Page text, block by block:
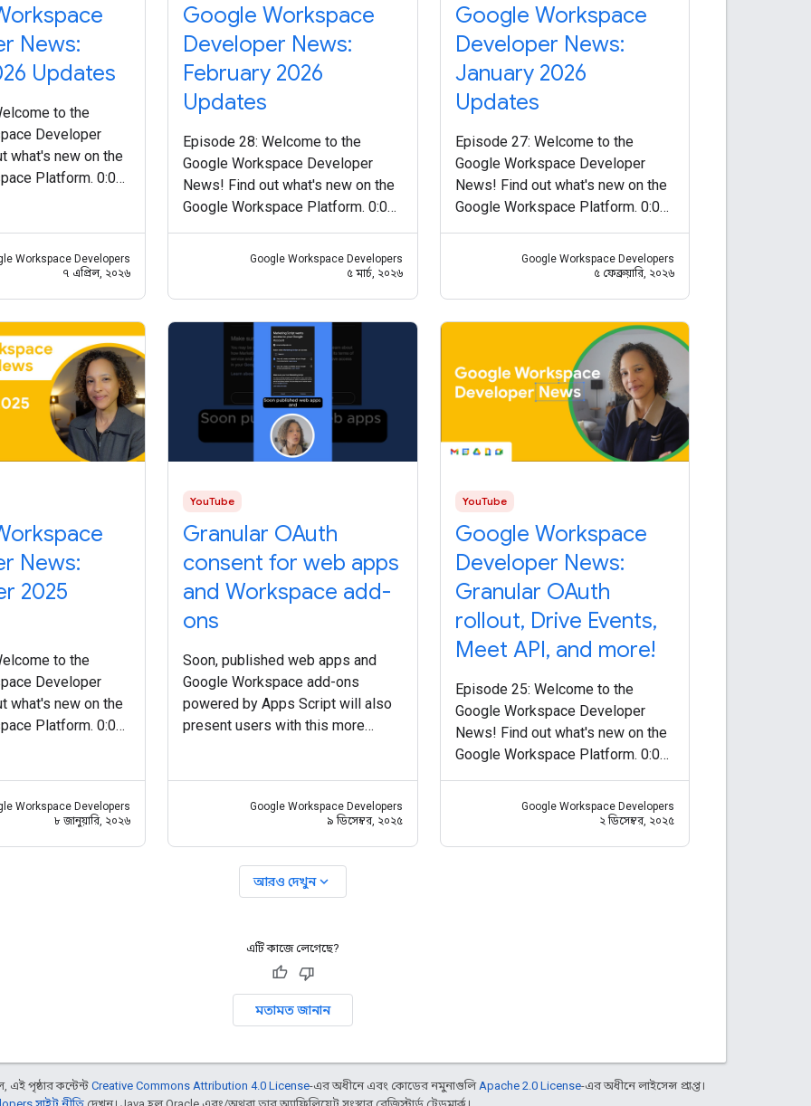
News:
Updates
to the
Developer
what's new on the
Platform. 0:00
Service
Workspace Developers
৭ এপ্রিল, ২০২৬
Google Workspace
Developer News:
February 2026
Updates
Episode 28: Welcome to the
Google Workspace Developer
News! Find out what's new on the
Google Workspace Platform. 0:00
Intro 0:12 Gmail Postmaster Tools
API v2 is generally available:
https://goo.gle/4qocn88 0:31
Google Workspace Developers
৫ মার্চ, ২০২৬
Google Workspace
Developer News:
January 2026
Updates
Episode 27: Welcome to the
Google Workspace Developer
News! Find out what's new on the
Google Workspace Platform. 0:00
Intro 0:13 Apps Script Vertex AI
advanced service:
https://goo.gle/4bFm9iy 0:43
Google Workspace Developers
৫ ফেব্রুয়ারি, ২০২৬
News:
2025
to the
Developer
what's new on the
Platform. 0:00
in Google
Workspace Developers
৮ জানুয়ারি, ২০২৬
YouTube
Granular OAuth
consent for web apps
and Workspace add-
ons
Soon, published web apps and
Google Workspace add-ons
powered by Apps Script will also
present users with this more
#googleworkspaceplatform
Google Workspace Developers
৯ ডিসেম্বর, ২০২৫
YouTube
Google Workspace
Developer News:
Granular OAuth
rollout, Drive Events,
Meet API, and more!
Episode 25: Welcome to the
Google Workspace Developer
News! Find out what's new on the
Google Workspace Platform. 0:00
Intro 0:13 Calendar invitees can
receive events generated by a
Google Workspace Developers
২ ডিসেম্বর, ২০২৫
আরও দেখুনexpand_more
এটি কাজে লেগেছে?
মতামত জানান
এই পৃষ্ঠার কন্টেন্টCreative Commons Attribution 4.0 License-এর অধীনে এবং কোডের নমুনাগুলিApache 2.0 License-এর অধীনে লাইসেন্স প্রাপ্ত।